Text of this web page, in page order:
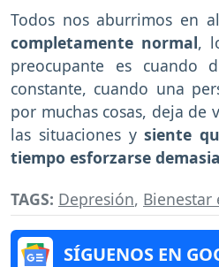
Todos nos aburrimos en
completamente normal,
preocupante es cuando
constante, cuando una
por muchas cosas, deja de
las situaciones ysiente
tiempo esforzarse
TAGS: Depresión, Bienestar
SÍGUENOS EN